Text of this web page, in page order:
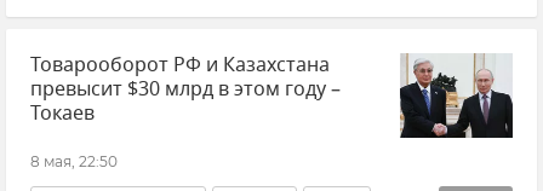
Россия Парад День Победы Новости
Товарооборот РФ и Казахстана
превысит $30 млрд в этом году –
Токаев
8 мая, 22:50